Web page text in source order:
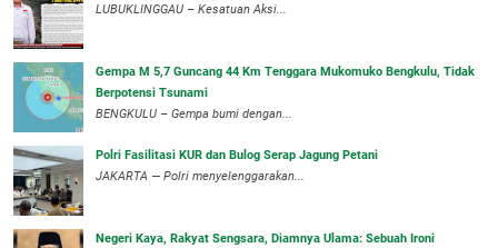
‎LUBUKLINGGAU – Kesatuan Aksi...
Gempa M 5,7 Guncang 44 Km Tenggara Mukomuko Bengkulu, Tidak
Berpotensi Tsunami
BENGKULU – Gempa bumi dengan...
Polri Fasilitasi KUR dan Bulog Serap Jagung Petani
JAKARTA — Polri menyelenggarakan...
Negeri Kaya, Rakyat Sengsara, Diamnya Ulama: Sebuah Ironi